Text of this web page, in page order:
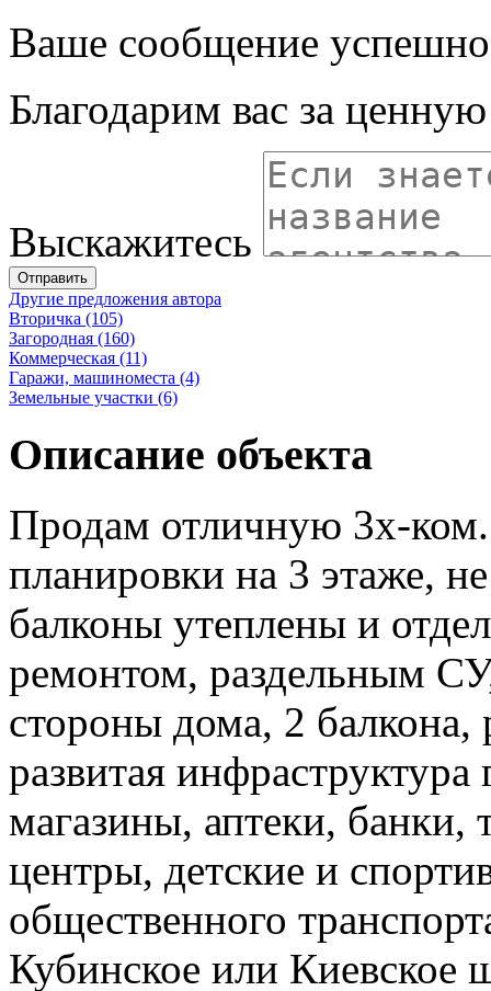
Ваше сообщение успешно
Благодарим вас за
Выскажитесь
Отправить
Другие предложения автора
Вторичка (105)
Загородная (160)
Коммерческая (11)
Гаражи, машиноместа (4)
Земельные участки (6)
Описание объекта
Продам отличную 3х-
планировки на 3 этаже,
балконы утеплены и
ремонтом, раздельным
стороны дома, 2
развитая
магазины, аптеки, банки,
центры, детские и
общественного
Кубинское или Киевское